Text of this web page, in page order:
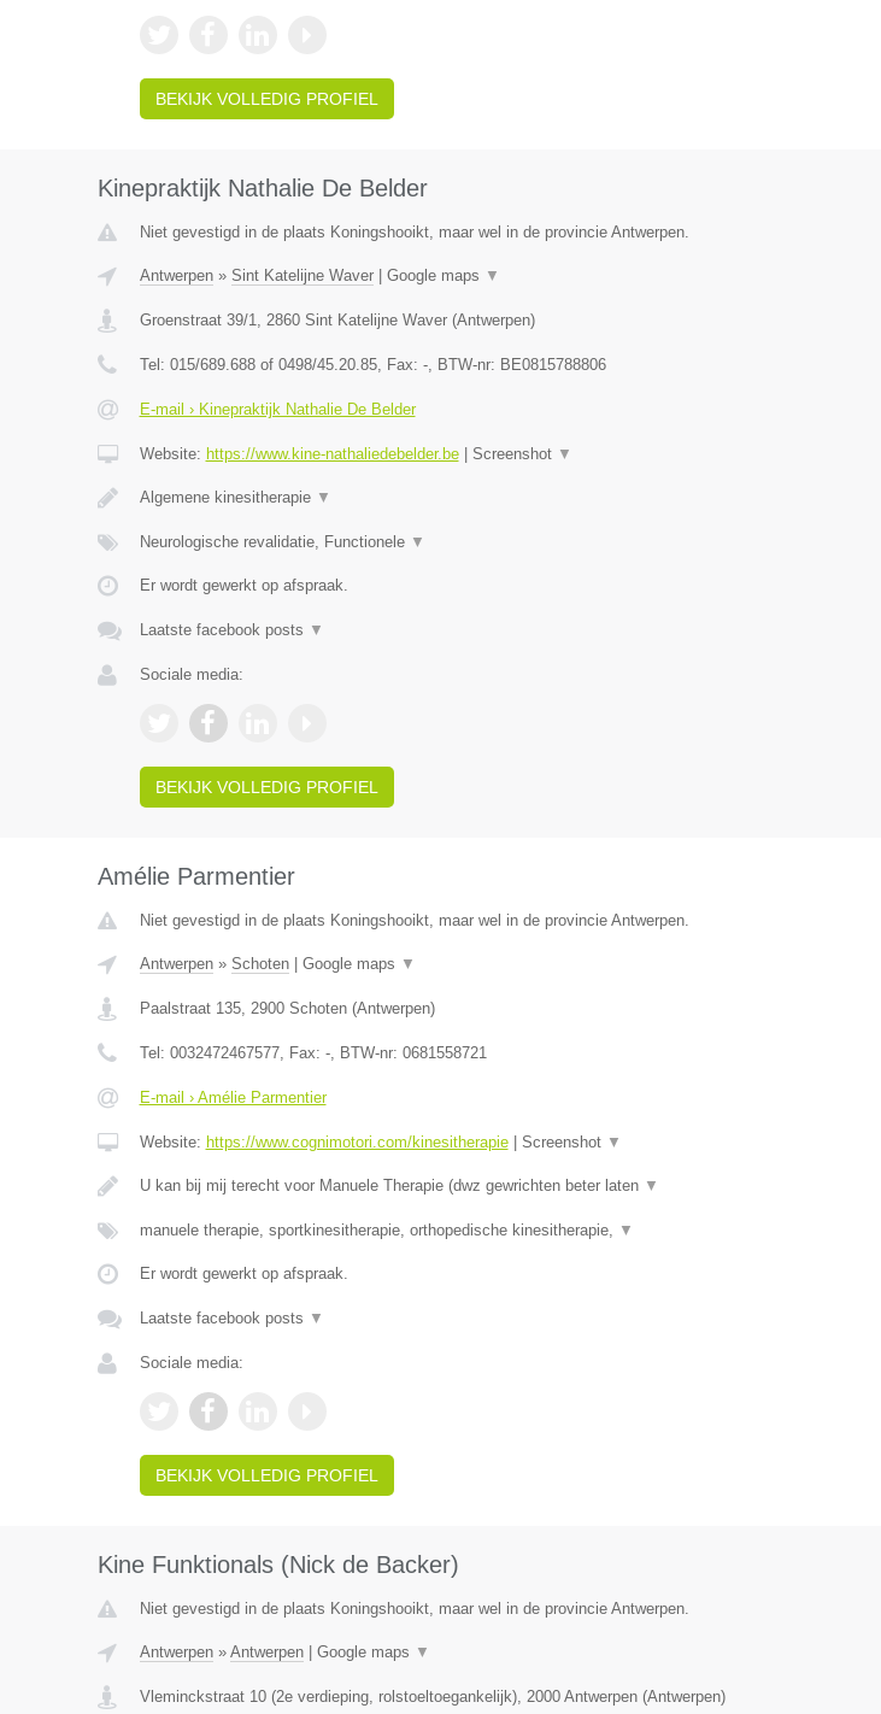
BEKIJK VOLLEDIG PROFIEL
Kinepraktijk Nathalie De Belder
Niet gevestigd in de plaats Koningshooikt, maar wel in de provincie Antwerpen.
Antwerpen» Sint Katelijne Waver| Google maps ▼
Groenstraat 39/1, 2860 Sint Katelijne Waver(Antwerpen)
Tel: 015/689.688 of 0498/45.20.85, Fax: -, BTW-nr: BE0815788806
E-mail › Kinepraktijk Nathalie De Belder
Website: https://www.kine-nathaliedebelder.be| Screenshot ▼
Algemene kinesitherapie ▼
Neurologische revalidatie, Functionele ▼
Er wordt gewerkt op afspraak.
Laatste facebook posts ▼
Sociale media:
BEKIJK VOLLEDIG PROFIEL
Amélie Parmentier
Niet gevestigd in de plaats Koningshooikt, maar wel in de provincie Antwerpen.
Antwerpen» Schoten| Google maps ▼
Paalstraat 135, 2900 Schoten(Antwerpen)
Tel: 0032472467577, Fax: -, BTW-nr: 0681558721
E-mail › Amélie Parmentier
Website: https://www.cognimotori.com/kinesitherapie| Screenshot ▼
U kan bij mij terecht voor Manuele Therapie (dwz gewrichten beter laten ▼
manuele therapie, sportkinesitherapie, orthopedische kinesitherapie, ▼
Er wordt gewerkt op afspraak.
Laatste facebook posts ▼
Sociale media:
BEKIJK VOLLEDIG PROFIEL
Kine Funktionals (Nick de Backer)
Niet gevestigd in de plaats Koningshooikt, maar wel in de provincie Antwerpen.
Antwerpen» Antwerpen| Google maps ▼
Vleminckstraat 10 (2e verdieping, rolstoeltoegankelijk), 2000 Antwerpen(Antwerpen)